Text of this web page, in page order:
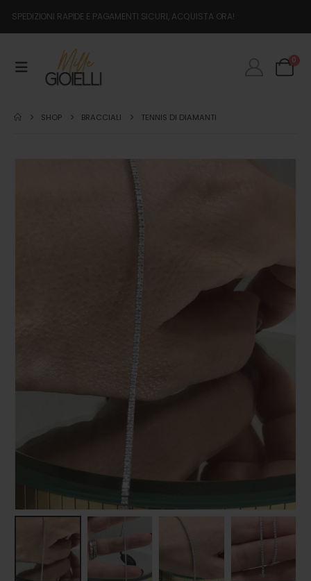
SPEDIZIONI RAPIDE E PAGAMENTI SICURI, ACQUISTA ORA!
0
SHOP BRACCIALI TENNIS DI DIAMANTI